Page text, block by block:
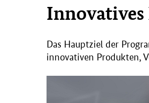
Innovatives
Das Hauptziel der
innovativen Produkten,